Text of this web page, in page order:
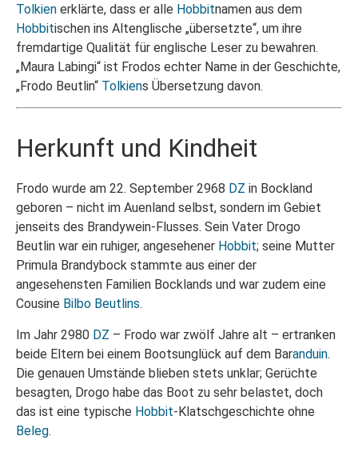
Tolkien erklärte, dass er alle Hobbitnamen aus dem
Hobbitischen ins Altenglische „übersetzte“, um ihre
fremdartige Qualität für englische Leser zu bewahren.
„Maura Labingi“ ist Frodos echter Name in der Geschichte,
„Frodo Beutlin“ Tolkiens Übersetzung davon.
Herkunft und Kindheit
Frodo wurde am 22. September 2968 DZ in Bockland
geboren – nicht im Auenland selbst, sondern im Gebiet
jenseits des Brandywein-Flusses. Sein Vater Drogo
Beutlin war ein ruhiger, angesehener Hobbit; seine Mutter
Primula Brandybock stammte aus einer der
angesehensten Familien Bocklands und war zudem eine
Cousine Bilbo Beutlins.
Im Jahr 2980 DZ – Frodo war zwölf Jahre alt – ertranken
beide Eltern bei einem Bootsunglück auf dem Baranduin.
Die genauen Umstände blieben stets unklar; Gerüchte
besagten, Drogo habe das Boot zu sehr belastet, doch
das ist eine typische Hobbit-Klatschgeschichte ohne
Beleg.